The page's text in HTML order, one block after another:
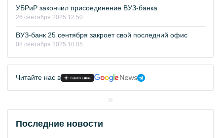
УБРиР закончил присоединение ВУЗ-банка
26 сентября 2025 12:50
ВУЗ-банк 25 сентября закроет свой последний офис
08 сентября 2025 10:05
Читайте нас в
Последние новости